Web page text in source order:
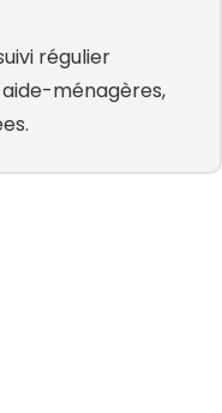
régulier
ménagères,